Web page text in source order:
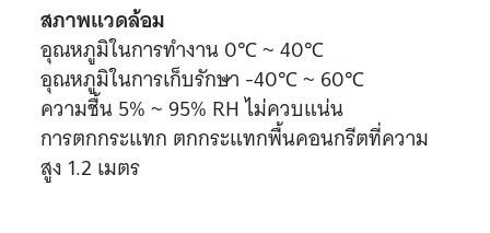
สภาพแวดล้อม
อุณหภูมิในการทำงาน 0℃ ~ 40℃
อุณหภูมิในการเก็บรักษา -40℃ ~ 60℃
ความชื้น 5% ~ 95% RH ไม่ควบแน่น
การตกกระแทก ตกกระแทกพื้นคอนกรีตที่ความ
สูง 1.2 เมตร